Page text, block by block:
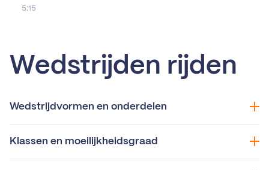
5:15
Wedstrijden rijden
Wedstrijdvormen en onderdelen
Klassen en moeilijkheidsgraad